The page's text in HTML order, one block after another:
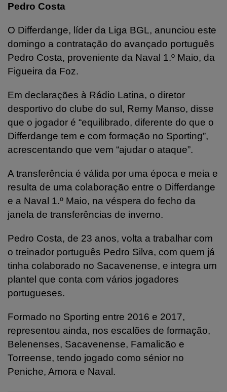
Pedro Costa
O Differdange, líder da Liga BGL, anunciou este
domingo a contratação do avançado português
Pedro Costa, proveniente da Naval 1.º Maio, da
Figueira da Foz.
Em declarações à Rádio Latina, o diretor
desportivo do clube do sul, Remy Manso, disse
que o jogador é “equilibrado, diferente do que o
Differdange tem e com formação no Sporting”,
acrescentando que vem “ajudar o ataque”.
A transferência é válida por uma época e meia e
resulta de uma colaboração entre o Differdange
e a Naval 1.º Maio, na véspera do fecho da
janela de transferências de inverno.
Pedro Costa, de 23 anos, volta a trabalhar com
o treinador português Pedro Silva, com quem já
tinha colaborado no Sacavenense, e integra um
plantel que conta com vários jogadores
portugueses.
Formado no Sporting entre 2016 e 2017,
representou ainda, nos escalões de formação,
Belenenses, Sacavenense, Famalicão e
Torreense, tendo jogado como sénior no
Peniche, Amora e Naval.